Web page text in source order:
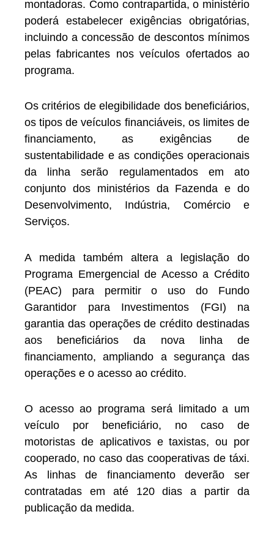
montadoras. Como contrapartida, o ministério
poderá estabelecer exigências obrigatórias,
incluindo a concessão de descontos mínimos
pelas fabricantes nos veículos ofertados ao
programa.
Os critérios de elegibilidade dos beneficiários,
os tipos de veículos financiáveis, os limites de
financiamento, as exigências de
sustentabilidade e as condições operacionais
da linha serão regulamentados em ato
conjunto dos ministérios da Fazenda e do
Desenvolvimento, Indústria, Comércio e
Serviços.
A medida também altera a legislação do
Programa Emergencial de Acesso a Crédito
(PEAC) para permitir o uso do Fundo
Garantidor para Investimentos (FGI) na
garantia das operações de crédito destinadas
aos beneficiários da nova linha de
financiamento, ampliando a segurança das
operações e o acesso ao crédito.
O acesso ao programa será limitado a um
veículo por beneficiário, no caso de
motoristas de aplicativos e taxistas, ou por
cooperado, no caso das cooperativas de táxi.
As linhas de financiamento deverão ser
contratadas em até 120 dias a partir da
publicação da medida.